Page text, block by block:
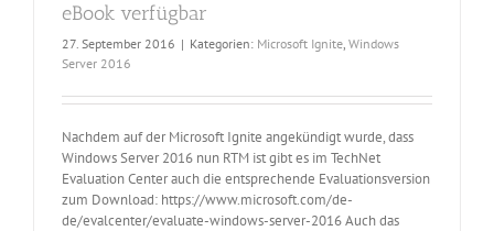
eBook verfügbar
27. September 2016 | Kategorien: Microsoft Ignite, Windows
Server 2016
Nachdem auf der Microsoft Ignite angekündigt wurde, dass
Windows Server 2016 nun RTM ist gibt es im TechNet
Evaluation Center auch die entsprechende Evaluationsversion
zum Download: https://www.microsoft.com/de-
de/evalcenter/evaluate-windows-server-2016 Auch das